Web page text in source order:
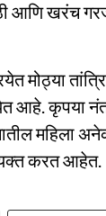
आणि खरंच
मोठ्या
आहे. कृपया
महिला
व्यक्त करत आहेत.